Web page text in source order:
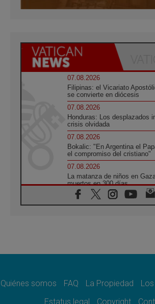
07.08.2026
Filipinas: el Vicariato
se convierte en diócesis
07.08.2026
Honduras: Los desplazados
crisis olvidada
07.08.2026
Bokalic: "En Argentina el
el compromiso del cristiano"
07.08.2026
La matanza de niños en
muertos en 300 días
07.08.2026
Tagle: La guerra desfigura el
como misión al servicio del
SIGNIS 2026, dar voz a las
Quiénes somos FAQ La Propiedad
Estatus legal
Copyright